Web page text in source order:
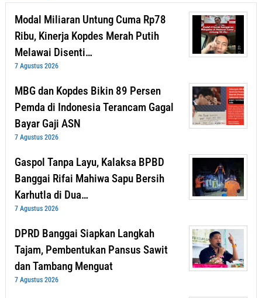
Modal Miliaran Untung Cuma Rp78
Ribu, Kinerja Kopdes Merah Putih
Melawai Disenti…
7 Agustus 2026
MBG dan Kopdes Bikin 89 Persen
Pemda di Indonesia Terancam Gagal
Bayar Gaji ASN
7 Agustus 2026
Gaspol Tanpa Layu, Kalaksa BPBD
Banggai Rifai Mahiwa Sapu Bersih
Karhutla di Dua…
7 Agustus 2026
DPRD Banggai Siapkan Langkah
Tajam, Pembentukan Pansus Sawit
dan Tambang Menguat
7 Agustus 2026